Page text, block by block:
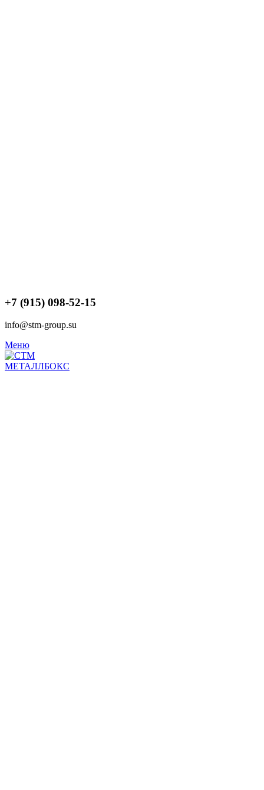
+7 (915) 098-52-15
info@stm-group.su
Меню